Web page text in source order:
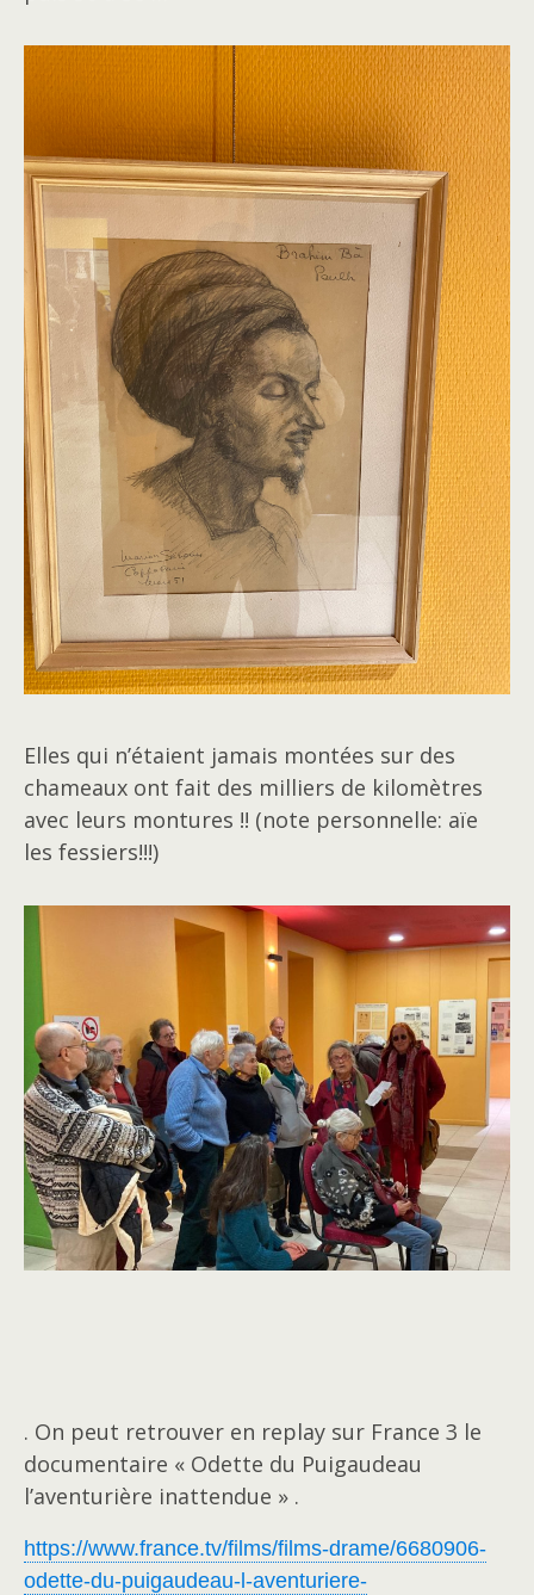
Elles qui n’étaient jamais montées sur des
chameaux ont fait des milliers de kilomètres
avec leurs montures !! (note personnelle: aïe
les fessiers!!!)
. On peut retrouver en replay sur France 3 le
documentaire « Odette du Puigaudeau
l’aventurière inattendue » .
https://www.france.tv/films/films-drame/6680906-
odette-du-puigaudeau-l-aventuriere-